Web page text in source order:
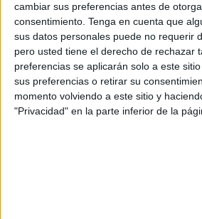
cambiar sus preferencias antes de
consentimiento. Tenga en cuenta que
sus datos personales puede no requerir
pero usted tiene el derecho de rechazar
preferencias se aplicarán solo a este
sus preferencias o retirar su
momento volviendo a este sitio y
"Privacidad" en la parte inferior de la
Añadimos las espinacas y rehogamos
Salpimentamos.